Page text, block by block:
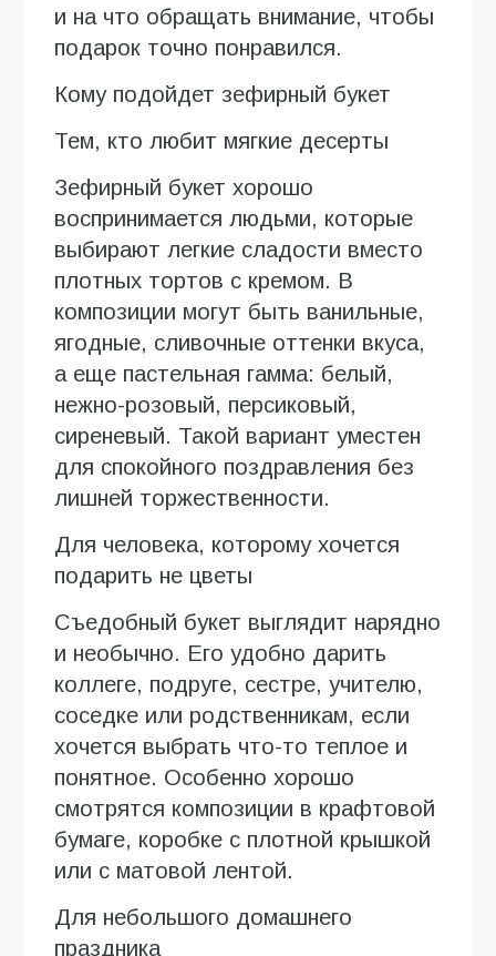
и на что обращать внимание, чтобы
подарок точно понравился.
Кому подойдет зефирный букет
Тем, кто любит мягкие десерты
Зефирный букет хорошо
воспринимается людьми, которые
выбирают легкие сладости вместо
плотных тортов с кремом. В
композиции могут быть ванильные,
ягодные, сливочные оттенки вкуса,
а еще пастельная гамма: белый,
нежно-розовый, персиковый,
сиреневый. Такой вариант уместен
для спокойного поздравления без
лишней торжественности.
Для человека, которому хочется
подарить не цветы
Съедобный букет выглядит нарядно
и необычно. Его удобно дарить
коллеге, подруге, сестре, учителю,
соседке или родственникам, если
хочется выбрать что-то теплое и
понятное. Особенно хорошо
смотрятся композиции в крафтовой
бумаге, коробке с плотной крышкой
или с матовой лентой.
Для небольшого домашнего
праздника